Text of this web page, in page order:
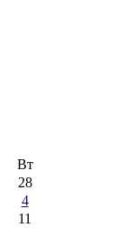
Вт
28
4
11